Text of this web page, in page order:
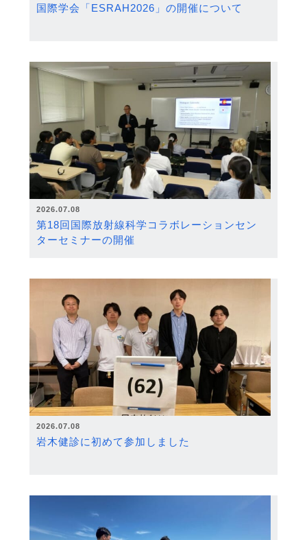
国際学会「ESRAH2026」の開催について
2026.07.08
第18回国際放射線科学コラボレーションセン
ターセミナーの開催
2026.07.08
岩木健診に初めて参加しました